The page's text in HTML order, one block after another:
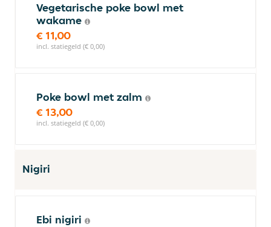
Vegetarische poke bowl met
wakame
€ 11,00
incl. statiegeld (€ 0,00)
Poke bowl met zalm
€ 13,00
incl. statiegeld (€ 0,00)
Nigiri
Ebi nigiri